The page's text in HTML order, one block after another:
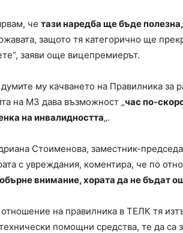
че тази наредба ще бъде
защото тя категорично ще
заяви още вицепремиерът.
му качването на Правилника за
на МЗ дава възможност „час по-
на инвалидността„.
Стоименова, заместник-
с увреждания, коментира, че по
внимание, хората да не бъдат
на правилника в ТЕЛК тя
помощни средства, те да са